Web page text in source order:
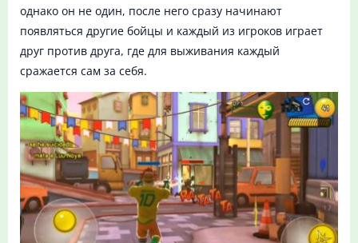
однако он не один, после него сразу начинают
появляться другие бойцы и каждый из игроков играет
друг против друга, где для выживания каждый
сражается сам за себя.